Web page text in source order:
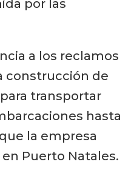
por las
a los reclamos
construcción de
transportar
hasta
la empresa
Puerto Natales.